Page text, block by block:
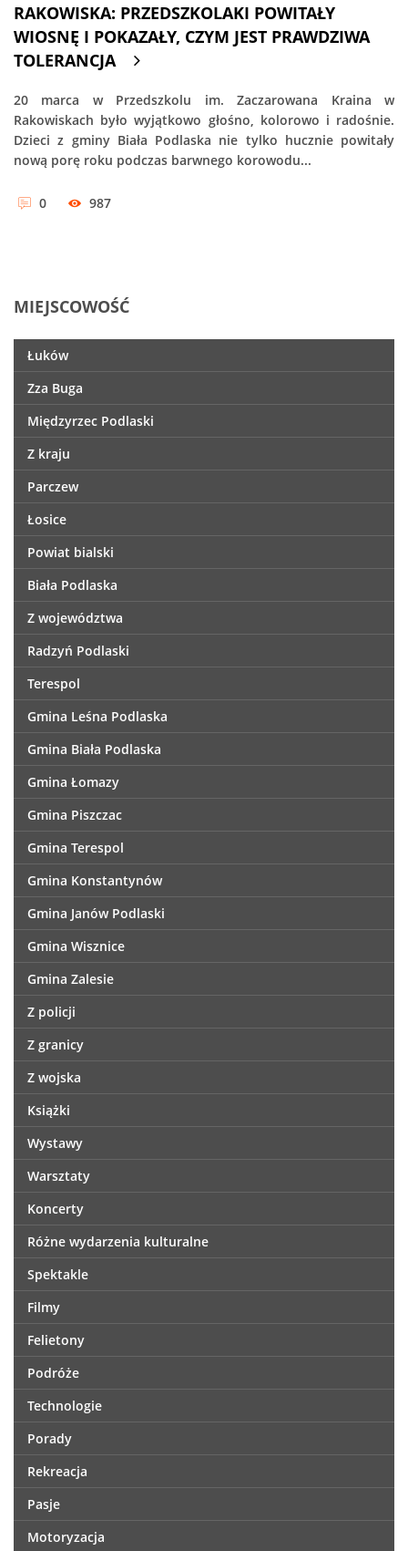
RAKOWISKA: PRZEDSZKOLAKI POWITAŁY
WIOSNĘ I POKAZAŁY, CZYM JEST PRAWDZIWA
TOLERANCJA
20 marca w Przedszkolu im. Zaczarowana Kraina w
Rakowiskach było wyjątkowo głośno, kolorowo i radośnie.
Dzieci z gminy Biała Podlaska nie tylko hucznie powitały
nową porę roku podczas barwnego korowodu...
0 987
MIEJSCOWOŚĆ
Łuków
Zza Buga
Międzyrzec Podlaski
Z kraju
Parczew
Łosice
Powiat bialski
Biała Podlaska
Z województwa
Radzyń Podlaski
Terespol
Gmina Leśna Podlaska
Gmina Biała Podlaska
Gmina Łomazy
Gmina Piszczac
Gmina Terespol
Gmina Konstantynów
Gmina Janów Podlaski
Gmina Wisznice
Gmina Zalesie
Z policji
Z granicy
Z wojska
Książki
Wystawy
Warsztaty
Koncerty
Różne wydarzenia kulturalne
Spektakle
Filmy
Felietony
Podróże
Technologie
Porady
Rekreacja
Pasje
Motoryzacja